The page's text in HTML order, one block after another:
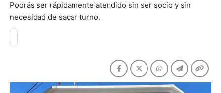
Podrás ser rápidamente atendido sin ser socio y sin
necesidad de sacar turno.